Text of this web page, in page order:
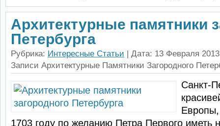
Архитектурные памятники
Петербурга
Рубрика: Интересные Статьи | Дата: 13 Февраля
Записи Архитектурные Памятники Загородного
Санкт-
1703 году по желанию Петра Первого иметь